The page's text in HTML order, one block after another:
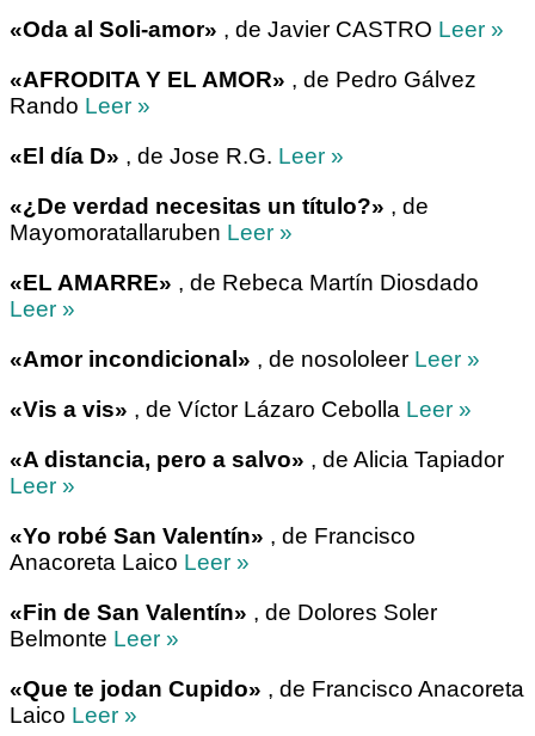
«Oda al Soli-amor» , de Javier CASTRO Leer »
«AFRODITA Y EL AMOR» , de Pedro Gálvez
Rando Leer »
«El día D» , de Jose R.G. Leer »
«¿De verdad necesitas un título?» , de
Mayomoratallaruben Leer »
«EL AMARRE» , de Rebeca Martín Diosdado
Leer »
«Amor incondicional» , de nosololeer Leer »
«Vis a vis» , de Víctor Lázaro Cebolla Leer »
«A distancia, pero a salvo» , de Alicia Tapiador
Leer »
«Yo robé San Valentín» , de Francisco
Anacoreta Laico Leer »
«Fin de San Valentín» , de Dolores Soler
Belmonte Leer »
«Que te jodan Cupido» , de Francisco Anacoreta
Laico Leer »